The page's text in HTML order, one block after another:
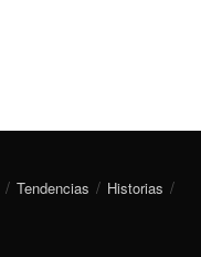
Tendencias
Historias